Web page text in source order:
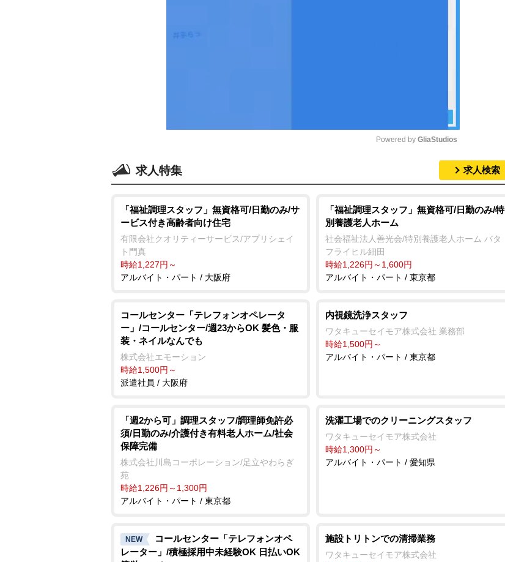
Powered by GliaStudios
求人特集 求人検索
「福祉調理スタッフ」無資格可/日勤のみ/サ
ービス付き高齢者向け住宅
有限会社クオリティーサービス/アプリシェイ
ト門真
時給1,227円～
アルバイト・パート / 大阪府
「福祉調理スタッフ」無資格可/日勤のみ/特
別養護老人ホーム
社会福祉法人善光会/特別養護老人ホーム バタ
フライヒル細田
時給1,226円～1,600円
アルバイト・パート / 東京都
コールセンター「テレフォンオペレータ
ー」/コールセンター/週23からOK 髪色・服
装・ネイルなんでも
株式会社エモーション
時給1,500円～
派遣社員 / 大阪府
内視鏡洗浄スタッフ
ワタキューセイモア株式会社 業務部
時給1,500円～
アルバイト・パート / 東京都
「週2から可」調理スタッフ/調理師免許必
須/日勤のみ/介護付き有料老人ホーム/社会
保障完備
株式会社川島コーポレーション/足立やわらぎ
苑
時給1,226円～1,300円
アルバイト・パート / 東京都
洗濯工場でのクリーニングスタッフ
ワタキューセイモア株式会社
時給1,300円～
アルバイト・パート / 愛知県
NEW
コールセンター「テレフォンオペ
レーター」/積極採用中未経験OK 日払いOK
施設トリトンでの清掃業務
ワタキューセイモア株式会社